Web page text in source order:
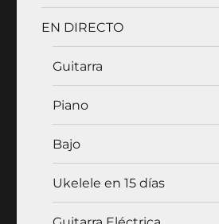
EN DIRECTO
Guitarra
Piano
Bajo
Ukelele en 15 días